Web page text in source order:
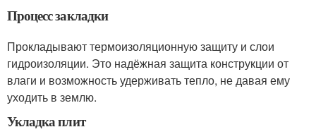
Процесс закладки
Прокладывают термоизоляционную защиту и слои
гидроизоляции. Это надёжная защита конструкции от
влаги и возможность удерживать тепло, не давая ему
уходить в землю.
Укладка плит